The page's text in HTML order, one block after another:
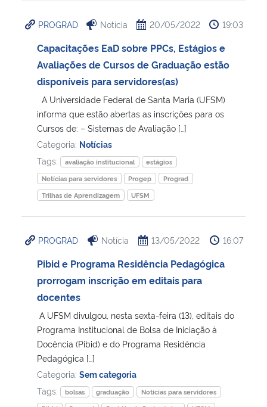
PROGRAD Notícia 20/05/2022 19:03
Capacitações EaD sobre PPCs, Estágios e
Avaliações de Cursos de Graduação estão
disponíveis para servidores(as)
A Universidade Federal de Santa Maria (UFSM)
informa que estão abertas as inscrições para os
Cursos de: – Sistemas de Avaliação […]
Categoria: Notícias
Tags:
avaliação institucional
estágios
Notícias para servidores
Progep
Prograd
Trilhas de Aprendizagem
UFSM
PROGRAD Notícia 13/05/2022 16:07
Pibid e Programa Residência Pedagógica
prorrogam inscrição em editais para
docentes
A UFSM divulgou, nesta sexta-feira (13), editais do
Programa Institucional de Bolsa de Iniciação à
Docência (Pibid) e do Programa Residência
Pedagógica […]
Categoria: Sem categoria
Tags:
bolsas graduação
Notícias para servidores